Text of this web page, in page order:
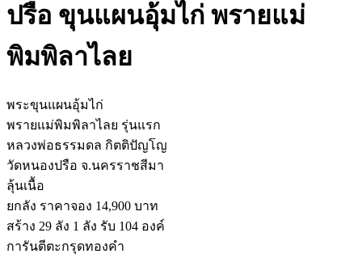
ปรือ ขุนแผนอุ้มไก่ พรายแม่
พิมพิลาไลย
พระขุนแผนอุ้มไก่
พรายแม่พิมพิลาไลย รุ่นแรก
หลวงพ่อธรรมดล กิตติปัญโญ
วัดหนองปรือ จ.นครราชสีมา
ลุ้นเนื้อ
ยกลัง ราคาจอง 14,900 บาท
สร้าง 29 ลัง 1 ลัง รับ 104 องค์
การันตีตะกรุดทองคำ